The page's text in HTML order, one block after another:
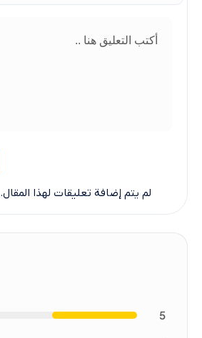
لم يتم إضافة تعليقات لهذا المقال.
5